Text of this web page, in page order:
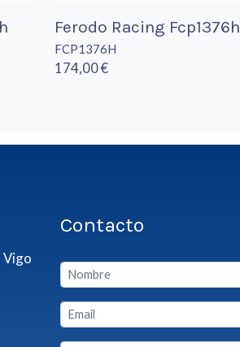
Ferodo Racing Fcp1376h
FCP1376H
174,00 €
Vigo
Contacto